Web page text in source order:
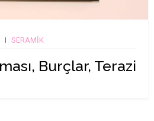
SERAMIK
Burçlar, Terazi